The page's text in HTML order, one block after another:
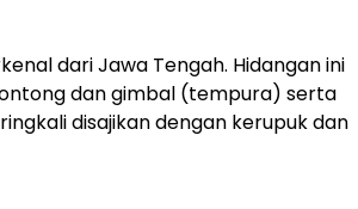
dari Jawa Tengah. Hidangan ini
dan gimbal (tempura) serta
disajikan dengan kerupuk dan